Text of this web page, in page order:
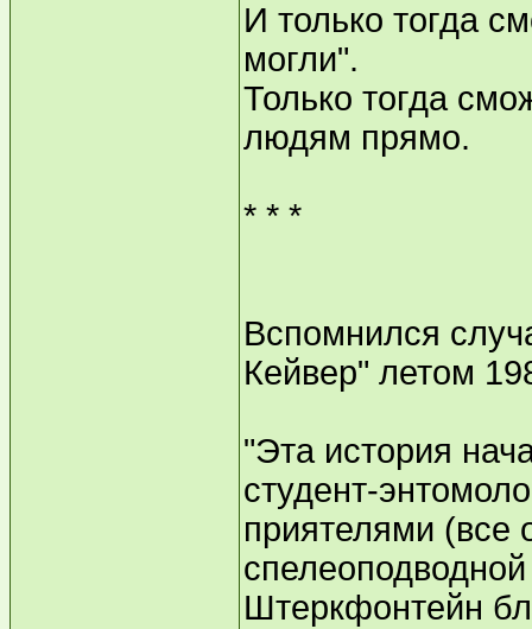
И только тогда
могли".
Только тогда
людям прямо.
* * *
Вспомнился
Кейвер" летом
"Эта история
студент-
приятелями (все
Штеркфонтейн